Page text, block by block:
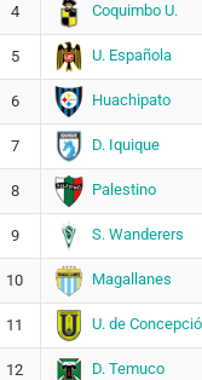
4 Coquimbo U.
5 U. Española
6 Huachipato
7 D. Iquique
8 Palestino
9 S. Wanderers
10 Magallanes
11 U. de
12 D. Temuco